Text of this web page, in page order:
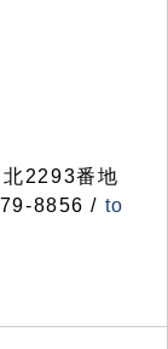
2293番地
8856 / to